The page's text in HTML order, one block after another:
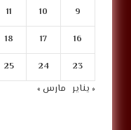
9
10
11
16
17
18
23
24
25
« يناير مارس »